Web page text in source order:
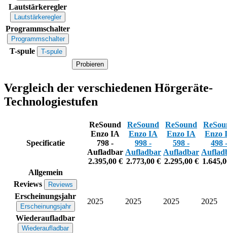
Lautstärkeregler
Lautstärkeregler
Programmschalter
Programmschalter
T-spule
T-spule
Probieren
Vergleich der verschiedenen Hörgeräte-
Technologiestufen
Specificatie
ReSound
Enzo IA
798 -
Aufladbar
2.395,00 €
ReSound
Enzo IA
998 -
Aufladbar
2.773,00 €
ReSound
Enzo IA
598 -
Aufladbar
2.295,00 €
Enzo
498 -
Allgemein
Reviews
Reviews
Erscheinungsjahr
Erscheinungsjahr
2025 2025 2025
2025
Wiederaufladbar
Wiederaufladbar